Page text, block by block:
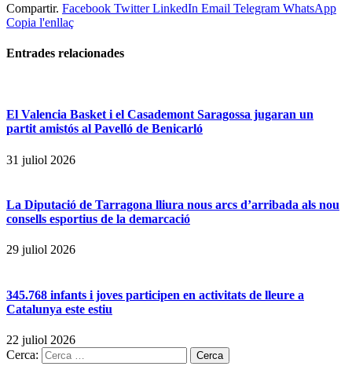
Compartir. Facebook Twitter LinkedIn Email Telegram WhatsApp
Copia l'enllaç
Entrades relacionades
El Valencia Basket i el Casademont Saragossa jugaran un
partit amistós al Pavelló de Benicarló
31 juliol 2026
La Diputació de Tarragona lliura nous arcs d’arribada als nou
consells esportius de la demarcació
29 juliol 2026
345.768 infants i joves participen en activitats de lleure a
Catalunya este estiu
22 juliol 2026
Cerca: